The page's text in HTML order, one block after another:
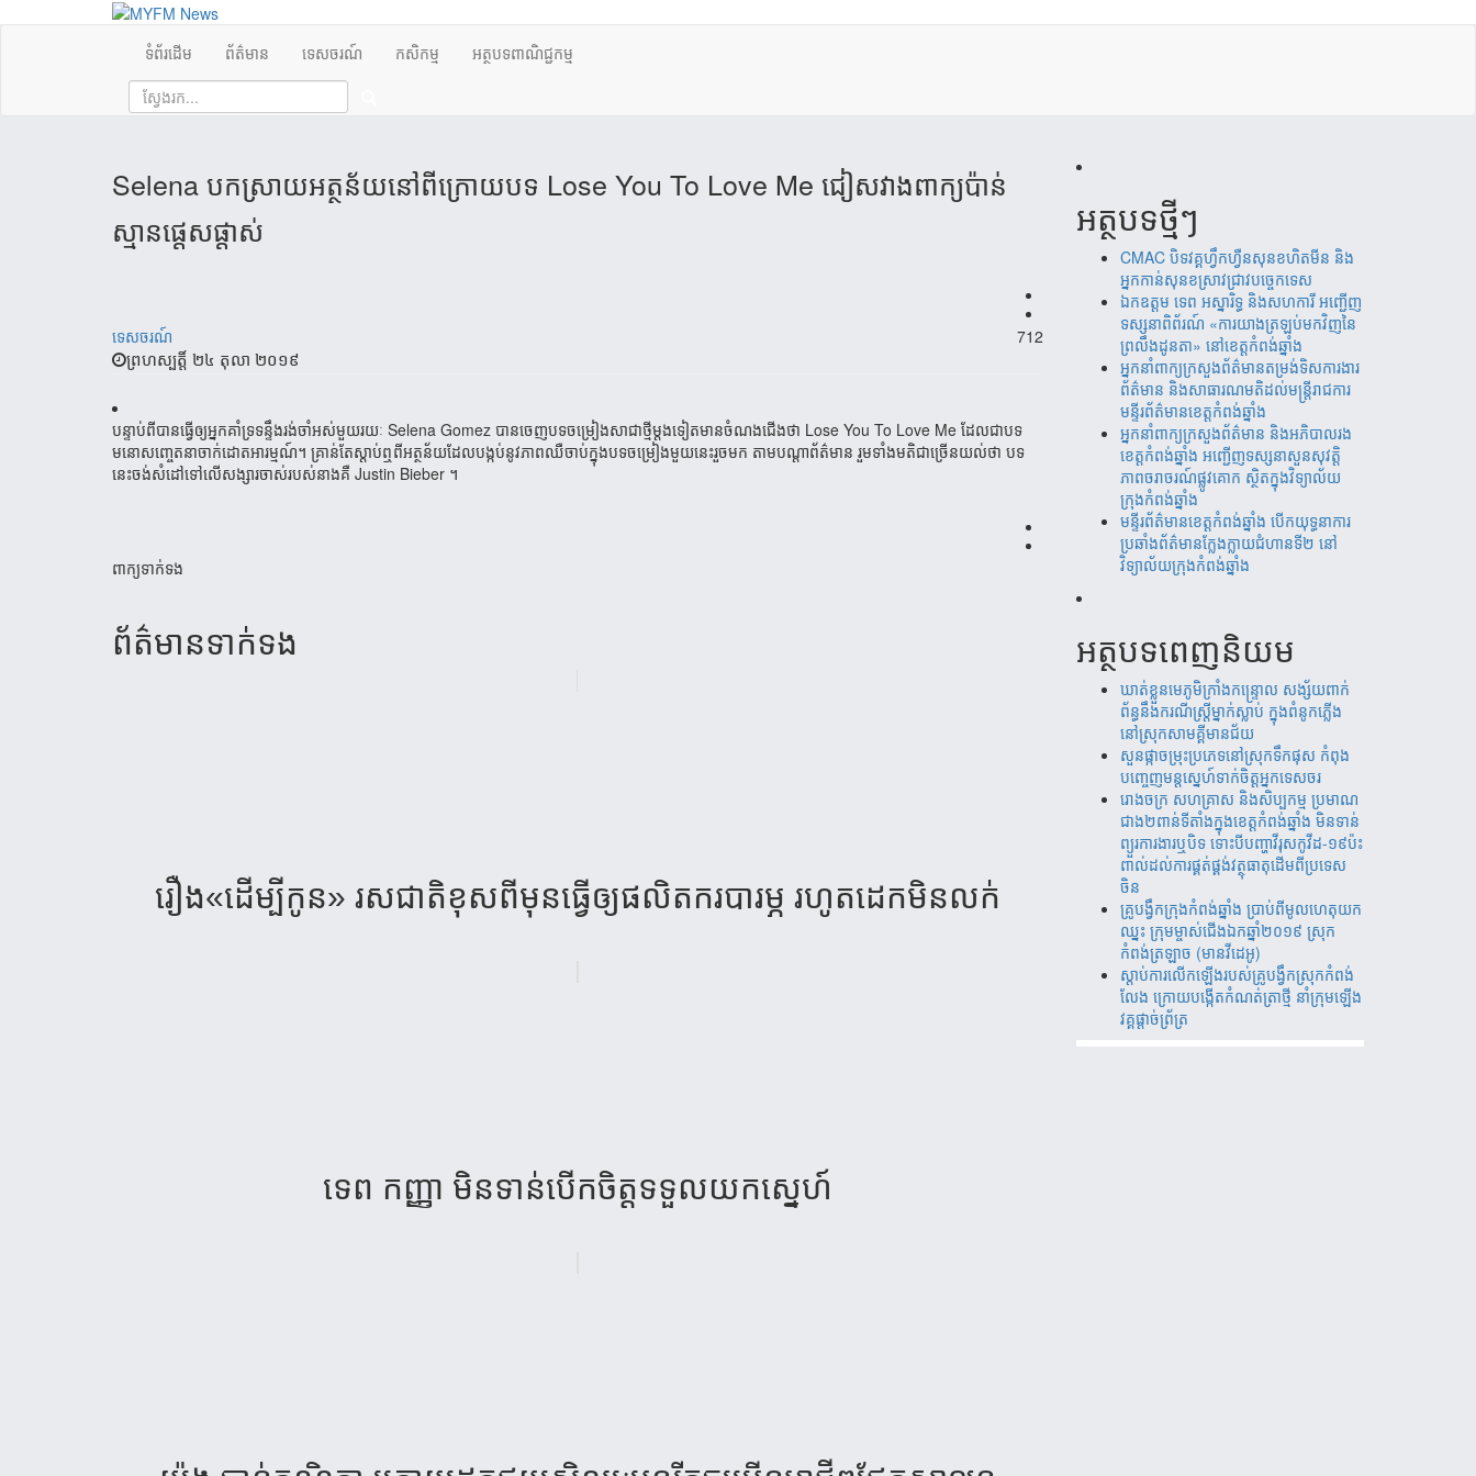
ទំព័រដើម ព័ត៌មាន ទេសចរណ៍ កសិកម្ម អត្ថបទពាណិជ្ជកម្ម
Selena បកស្រាយអត្ថន័យនៅពីក្រោយបទ Lose You To Love Me ជៀសវាងពាក្យប៉ាន់
ស្មានផ្តេសផ្តាស់
712
ទេសចរណ៍
ព្រហស្បត្តិ៍ ២៤ តុលា ២០១៩
បន្ទាប់​ពី​បាន​ធ្វើ​ឲ្យ​អ្នក​គាំ​ទ្រ​ទន្ទឹង​រង់​ចាំ​អស់​មួយ​រយៈ Selena Gomez បាន​ចេញ​បទ​​ចម្រៀង​​សាជាថ្មី​ម្តង​ទៀត​​មាន​ចំណង​ជើង​ថា Lose You To Love Me ដែល​​ជា​បទ​
មនោសញ្ចេតនា​ចាក់​ដោត​អារម្មណ៍​។ គ្រាន់​តែ​ស្តាប់​​ឮ​ពី​អត្ថន័យ​​​ដែល​បង្កប់​នូវ​ភាព​ឈឺចាប់​ក្នុង​បទ​ចម្រៀង​មួយ​នេះ​រួច​មក តាម​បណ្តា​ព័ត៌មាន រួម​ទាំង​មតិ​​​ជាច្រើន​​យល់​ថា បទ​
នេះ​​​ចង់​សំដៅ​ទៅ​លើ​សង្សារ​ចាស់​របស់​នាង​គឺ Justin Bieber ។
ពាក្យទាក់ទង
ព័ត៌មាន​ទាក់​ទង
រឿង«ដើម្បីកូន» រសជាតិខុសពីមុនធ្វើឲ្យផលិតករបារម្ភ រហូតដេកមិនលក់
ទេព កញ្ញា មិនទាន់បើកចិត្តទទួលយកស្នេហ៍
អត្ថបទថ្មីៗ
CMAC បិទវគ្គហ្វឹកហ្វឺនសុនខហិតមីន និង
អ្នកកាន់សុនខស្រាវជ្រាវបច្ចេកទេស
ឯកឧត្តម ទេព អស្នារិទ្ធ និងសហការី អញ្ជើញ
ទស្សនាពិព័រណ៍ «ការយាងត្រឡប់មកវិញនៃ
ព្រលឹងដូនតា» នៅខេត្តកំពង់ឆ្នាំង
អ្នកនាំពាក្យក្រសួងព័ត៌មានតម្រង់ទិសការងារ
ព័ត៌មាន និងសាធារណមតិដល់មន្រ្តីរាជការ
មន្ទីរព័ត៌មានខេត្តកំពង់ឆ្នាំង
អ្នកនាំពាក្យក្រសួងព័ត៌មាន និងអភិបាលរង
ខេត្តកំពង់ឆ្នាំង អញ្ជើញទស្សនាសួនសុវត្តិ
ភាពចរាចរណ៍ផ្លូវគោក ស្ថិតក្នុងវិទ្យាល័យ
ក្រុងកំពង់ឆ្នាំង
មន្ទីរព័ត៌មានខេត្តកំពង់ឆ្នាំង បើកយុទ្ធនាការ
ប្រឆាំងព័ត៌មានក្លែងក្លាយជំហានទី២ នៅ
វិទ្យាល័យក្រុងកំពង់ឆ្នាំង
អត្ថបទពេញនិយម
ឃាត់​ខ្លួន​មេភូមិ​ក្រាំង​កន្រ្ទោល សង្ស័យ​ពាក់
ព័ន្ធ​នឹ​ង​​ករណី​ស្រ្តីម្នាក់​ស្លាប់ ​ក្នុង​ពំនូក​ភ្លើង​
នៅស្រុក​សាម​គ្គីមាន​ជ័យ
សួន​​ផ្កា​ច​ម្រុះ​​ប្រភេទ​​នៅ​​ស្រុក​​​ទឹក​​ផុស​​ កំពុង​​
បញ្ចេញ​​​មន្តស្នេហ៍​​​​ទាក់​​​ចិត្ត​​អ្នកទេស​​ចរ​
រោងចក្រ ​សហគ្រាស​ និងសិប្បកម្ម ប្រមាណ​​​
ជាង​​២ពាន់​​ទីតាំង​​ក្នុង​​ខេត្តកំពង់​ឆ្នាំង​ មិន​ទាន់
ព្យួរការងារ​ឬបិទ ទោះបីបញ្ហាវីរុសកូវីដ-១៩ប៉ះ
ពាល់ដល់ការ​ផ្គត់​ផ្គង់​វត្ថុ​ធាតុ​​ដើម​​ពី​​ប្រទេស​
ចិន​
គ្រូបង្វឹកក្រុងកំពង់ឆ្នាំង ប្រាប់ពីមូលហេតុយក
ឈ្នះ ក្រុមម្ចាស់ជើងឯកឆ្នាំ២០១៩ ស្រុក
កំពង់ត្រឡាច (មានវីដេអូ)
ស្តាប់ការលើកឡើងរបស់គ្រូបង្វឹកស្រុកកំពង់
លែង ក្រោយបង្កើតកំណត់ត្រាថ្មី នាំក្រុមឡើង
វគ្គផ្តាច់ព័្រត្រ